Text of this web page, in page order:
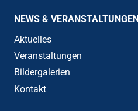
NEWS & VERANSTALTUNGEN
Aktuelles
Veranstaltungen
Bildergalerien
Kontakt